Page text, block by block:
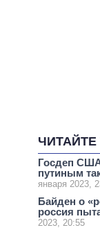
Госдеп
путиным
января 2023,
Байден о
россия
2023, 20:55